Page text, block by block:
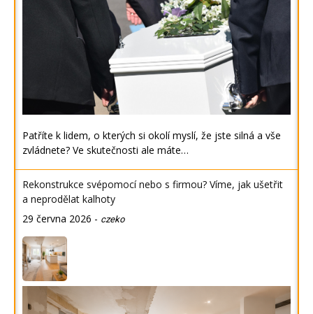
Patříte k lidem, o kterých si okolí myslí, že jste silná a vše
zvládnete? Ve skutečnosti ale máte…
Rekonstrukce svépomocí nebo s firmou? Víme, jak ušetřit
a neprodělat kalhoty
29 června 2026 - czeko